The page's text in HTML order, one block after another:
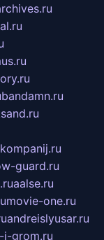
bandamn.ru
guard.ru
aalse.ru
movie-one.ru
andreislyusar.ru
grom.ru